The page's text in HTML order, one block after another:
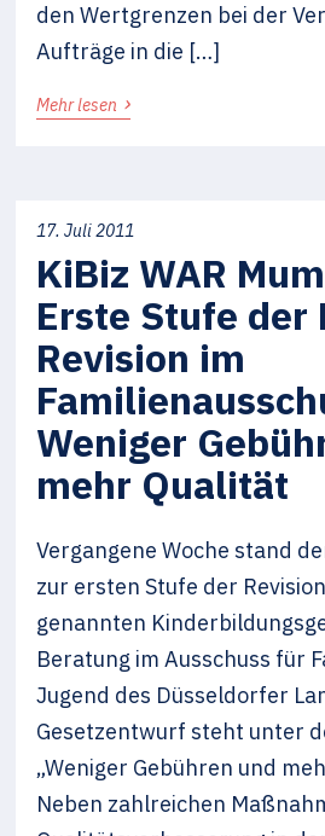
den Wertgrenzen bei der
Aufträge in die […]
Mehr lesen ›
17. Juli 2011
KiBiz WAR
Erste Stufe der
Revision im
Weniger
mehr Qualität
Vergangene Woche stand
zur ersten Stufe der
genannten
Beratung im Ausschuss für
Jugend des Düsseldorfer
Gesetzentwurf steht unter
„Weniger Gebühren und
Neben zahlreichen